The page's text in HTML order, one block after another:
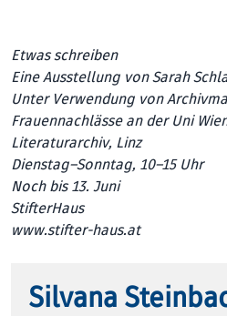
Etwas schreiben
Eine Ausstellung von Sarah
Unter Verwendung von
Frauennachlässe an der Uni
Literaturarchiv, Linz
Dienstag–Sonntag, 10–15 Uhr
Noch bis 13. Juni
StifterHaus
www.stifter-haus.at
Silvana